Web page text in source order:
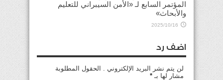
المؤتمر السابع لـ «الأمن السيبراني للتعليم
والأبحاث»
2025/10/16
اضف رد
لن يتم نشر البريد الإلكتروني . الحقول المطلوبة
مشار لها بـ *